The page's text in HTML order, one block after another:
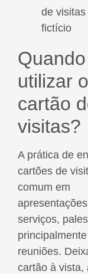
Quando
utilizar o
cartão
visitas?
A prática de
cartões de
comum em
serviços,
reuniões.
cartão à vista,